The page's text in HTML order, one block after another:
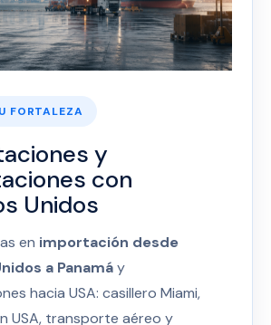
FORTALEZA
y
con
Unidos
en importación desde
a Panamáy
hacia USA: casillero Miami,
USA, transporte aéreo y